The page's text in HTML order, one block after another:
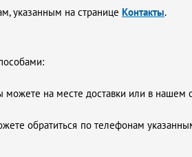
указанным на странице Контакты.
можете на месте доставки или в нашем
обратиться по телефонам